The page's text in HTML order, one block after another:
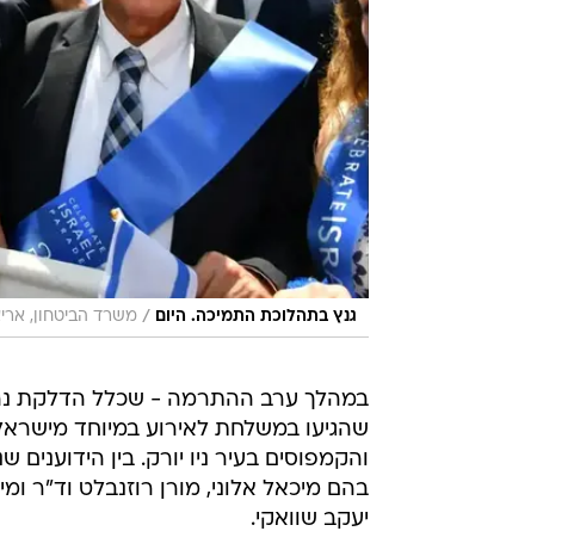
גנץ בתהלוכת התמיכה. היום / משרד הביטחון,
שהגיעו במשלחת לאירוע במיוחד
והקמפוסים בעיר ניו יורק. בין
בהם מיכאל אלוני, מורן רוזנבלט וד"ר
יעקב שוואקי.